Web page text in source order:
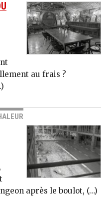
au frais ?
après le boulot, (…)